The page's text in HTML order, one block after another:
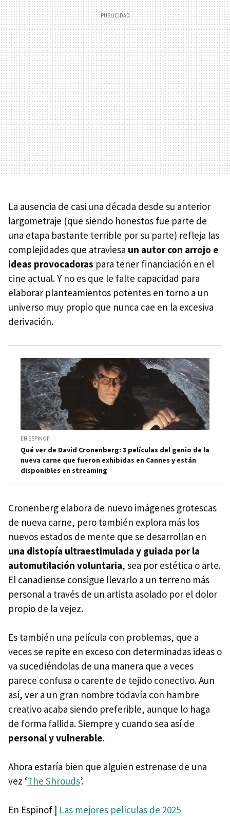
La ausencia de casi una década desde su anterior
largometraje (que siendo honestos fue parte de
una etapa bastante terrible por su parte) refleja las
complejidades que atraviesa un autor con arrojo e
ideas provocadoras para tener financiación en el
cine actual. Y no es que le falte capacidad para
elaborar planteamientos potentes en torno a un
universo muy propio que nunca cae en la excesiva
derivación.
EN ESPINOF
Qué ver de David Cronenberg: 3 películas del genio de la
nueva carne que fueron exhibidas en Cannes y están
disponibles en streaming
Cronenberg elabora de nuevo imágenes grotescas
de nueva carne, pero también explora más los
nuevos estados de mente que se desarrollan en
una distopía ultraestimulada y guiada por la
automutilación voluntaria, sea por estética o arte.
El canadiense consigue llevarlo a un terreno más
personal a través de un artista asolado por el dolor
propio de la vejez.
Es también una película con problemas, que a
veces se repite en exceso con determinadas ideas o
va sucediéndolas de una manera que a veces
parece confusa o carente de tejido conectivo. Aun
así, ver a un gran nombre todavía con hambre
creativo acaba siendo preferible, aunque lo haga
de forma fallida. Siempre y cuando sea así de
personal y vulnerable.
Ahora estaría bien que alguien estrenase de una
vez ‘The Shrouds’.
En Espinof | Las mejores películas de 2025